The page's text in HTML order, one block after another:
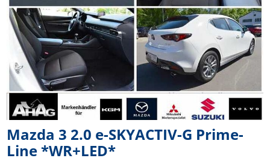
Mazda 3 2.0 e-SKYACTIV-G Prime-
Line *WR+LED*